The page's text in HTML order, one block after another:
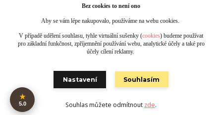
★
5.0
Obrázky jsou pouze ilustrativní © 2025 Designed by Damsikafe.cz
Vytvořeno na
Eshop-rychle.cz
Bez cookies to není ono
Aby se vám lépe nakupovalo, používáme na webu cookies.
V případě udělení souhlasu, tyhle virtuální sušenky (cookies) budeme používat
pro základní funkčnost, zpříjemnění používání webu, analytické účely a také pro
účely cílení reklamy.
Nastavení Souhlasím
Souhlas můžete odmítnout zde.